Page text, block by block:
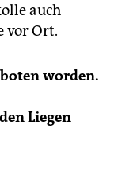
auch
vor Ort.
worden.
Liegen